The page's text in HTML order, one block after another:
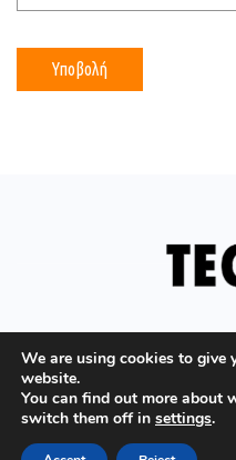
© 2025
We are using cookies to give
website.
You can find out more about
switch them off in settings.